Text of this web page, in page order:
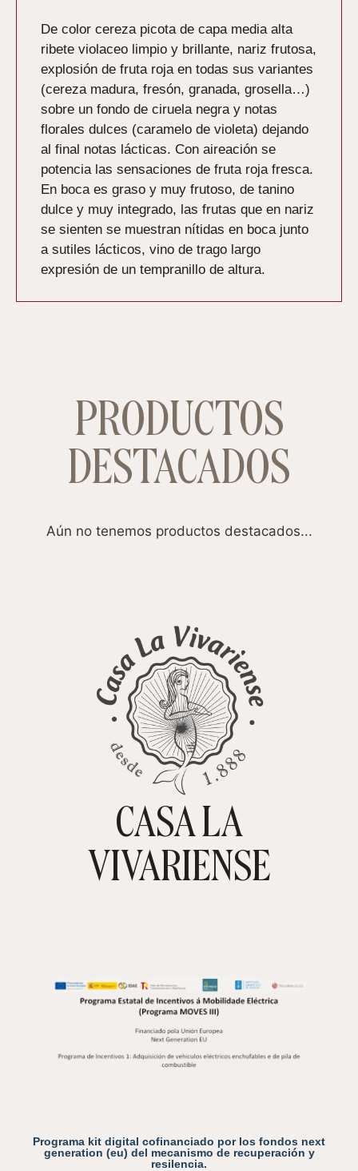
De color cereza picota de capa media alta
ribete violaceo limpio y brillante, nariz frutosa,
explosión de fruta roja en todas sus variantes
(cereza madura, fresón, granada, grosella…)
sobre un fondo de ciruela negra y notas
florales dulces (caramelo de violeta) dejando
al final notas lácticas. Con aireación se
potencia las sensaciones de fruta roja fresca.
En boca es graso y muy frutoso, de tanino
dulce y muy integrado, las frutas que en nariz
se sienten se muestran nítidas en boca junto
a sutiles lácticos, vino de trago largo
expresión de un tempranillo de altura.
PRODUCTOS
DESTACADOS
Aún no tenemos productos destacados...
TIENDA ONLINECASA LA
VIVARIENSE
Programa kit digital cofinanciado por los fondos next
generation (eu) del mecanismo de recuperación y
resilencia.